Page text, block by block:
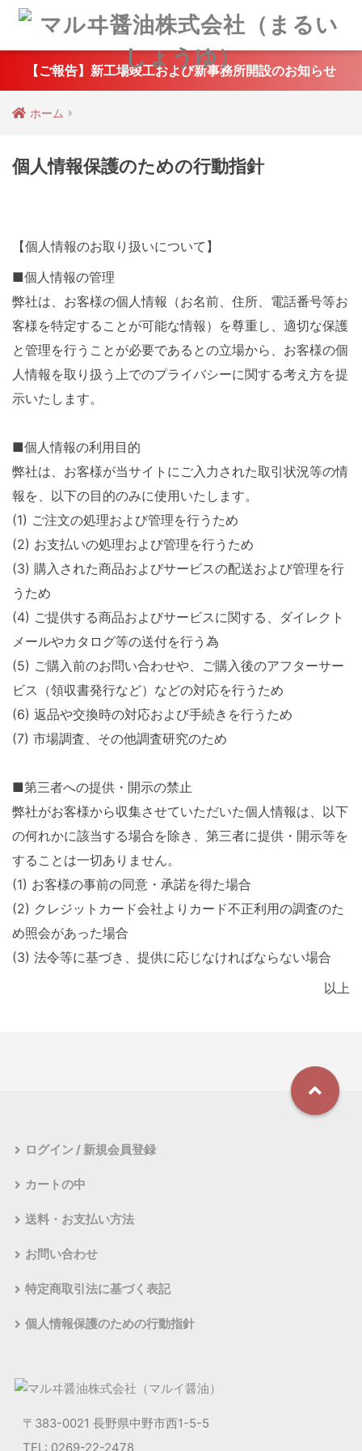
【ご報告】新工場竣工および新事務所開設のお知らせ
ホーム
個人情報保護のための行動指針
【個人情報のお取り扱いについて】
■個人情報の管理
弊社は、お客様の個人情報（お名前、住所、電話番号等お
客様を特定することが可能な情報）を尊重し、適切な保護
と管理を行うことが必要であるとの立場から、お客様の個
人情報を取り扱う上でのプライバシーに関する考え方を提
示いたします。
■個人情報の利用目的
弊社は、お客様が当サイトにご入力された取引状況等の情
報を、以下の目的のみに使用いたします。
(1) ご注文の処理および管理を行うため
(2) お支払いの処理および管理を行うため
(3) 購入された商品およびサービスの配送および管理を行
うため
(4) ご提供する商品およびサービスに関する、ダイレクト
メールやカタログ等の送付を行う為
(5) ご購入前のお問い合わせや、ご購入後のアフターサー
ビス（領収書発行など）などの対応を行うため
(6) 返品や交換時の対応および手続きを行うため
(7) 市場調査、その他調査研究のため
■第三者への提供・開示の禁止
弊社がお客様から収集させていただいた個人情報は、以下
の何れかに該当する場合を除き、第三者に提供・開示等を
することは一切ありません。
(1) お客様の事前の同意・承諾を得た場合
(2) クレジットカード会社よりカード不正利用の調査のた
め照会があった場合
(3) 法令等に基づき、提供に応じなければならない場合
以上
ログイン / 新規会員登録
カートの中
送料・お支払い方法
お問い合わせ
特定商取引法に基づく表記
個人情報保護のための行動指針
〒383-0021 長野県中野市西1-5-5
TEL: 0269-22-2478